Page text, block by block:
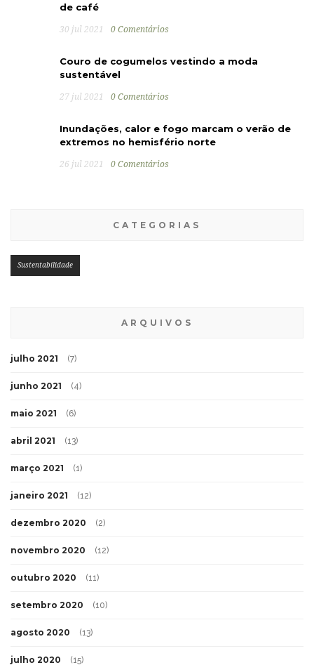
de café
30 jul 2021 0 Comentários
Couro de cogumelos vestindo a moda
sustentável
27 jul 2021 0 Comentários
Inundações, calor e fogo marcam o verão de
extremos no hemisfério norte
26 jul 2021 0 Comentários
CATEGORIAS
Sustentabilidade
ARQUIVOS
julho 2021 (7)
junho 2021 (4)
maio 2021 (6)
abril 2021 (13)
março 2021 (1)
janeiro 2021 (12)
dezembro 2020 (2)
novembro 2020 (12)
outubro 2020 (11)
setembro 2020 (10)
agosto 2020 (13)
julho 2020 (15)